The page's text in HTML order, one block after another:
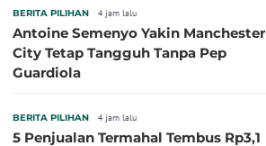
BERITA PILIHAN 4 jam lalu
Antoine Semenyo Yakin Manchester
City Tetap Tangguh Tanpa Pep
Guardiola
BERITA PILIHAN 4 jam lalu
5 Penjualan Termahal Tembus Rp3,1